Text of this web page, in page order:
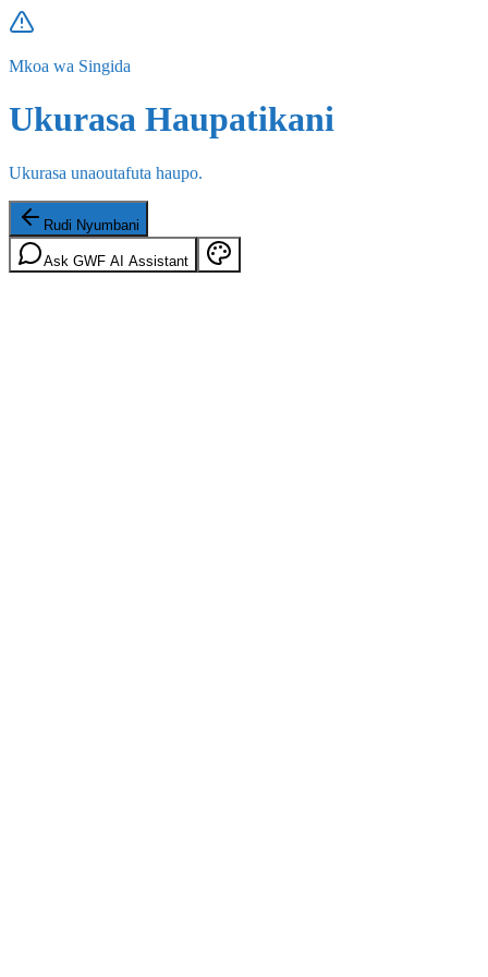
Mkoa wa Singida
Ukurasa Haupatikani
Ukurasa unaoutafuta haupo.
Rudi Nyumbani
Ask GWF AI Assistant